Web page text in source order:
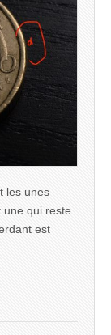
les unes
une qui reste
est